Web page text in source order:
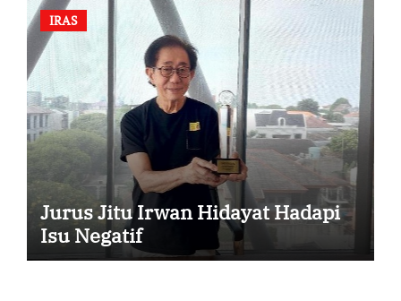
IRAS
Jurus Jitu Irwan Hidayat Hadapi
Isu Negatif